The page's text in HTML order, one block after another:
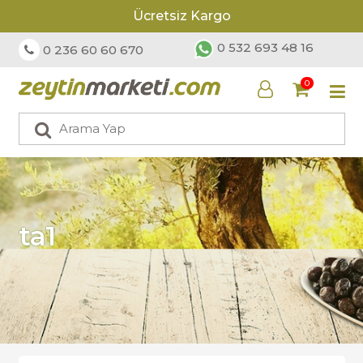
Ücretsiz Kargo
0 236 60 60 670 0 532 693 48 16
0
ta1